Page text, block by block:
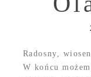
Radosny,
W końcu